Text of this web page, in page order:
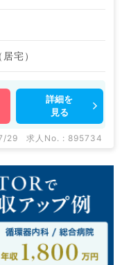
宅）
詳細を
見る
29 求人No. : 895734